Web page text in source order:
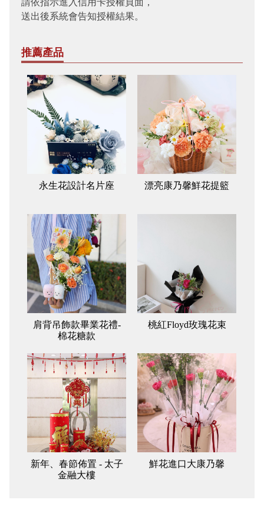
送出後系統會告知授權結果。
推薦產品
永生花設計名片座 漂亮康乃馨鮮花提籃
肩背吊飾款畢業花禮-
棉花糖款
桃紅Floyd玫瑰花束
新年、春節佈置 - 太子
金融大樓
鮮花進口大康乃馨